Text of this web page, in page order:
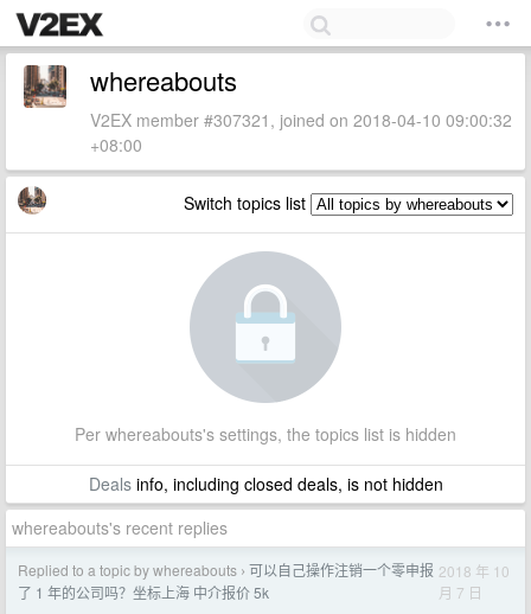
whereabouts
V2EX member #307321, joined on 2018-04-10 09:00:32
+08:00
Switch topics list
Per whereabouts's settings, the topics list is hidden
Dealsinfo, including closed deals, is not hidden
whereabouts's recent replies
Replied to a topic by whereabouts › 可以自己操作注销一个零申报
了 1 年的公司吗？坐标上海 中介报价 5k
2018 年 10
月 7 日